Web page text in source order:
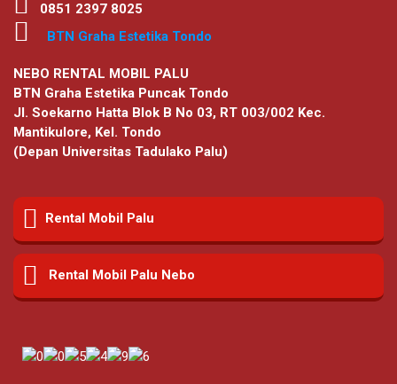
0851 2397 8025
BTN Graha Estetika Tondo
NEBO RENTAL MOBIL PALU
BTN Graha Estetika Puncak Tondo
Jl. Soekarno Hatta Blok B No 03, RT 003/002 Kec.
Mantikulore, Kel. Tondo
(Depan Universitas Tadulako Palu)
Rental Mobil Palu
Rental Mobil Palu Nebo